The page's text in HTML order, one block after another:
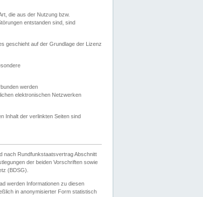
die aus der Nutzung bzw.
entstanden sind, sind
geschieht auf der Grundlage der Lizenz
werden
elektronischen Netzwerken
Inhalt der verlinkten Seiten sind
nach Rundfunkstaatsvertrag Abschnitt
der beiden Vorschriften sowie
(BDSG).
werden Informationen zu diesen
in anonymisierter Form statistisch